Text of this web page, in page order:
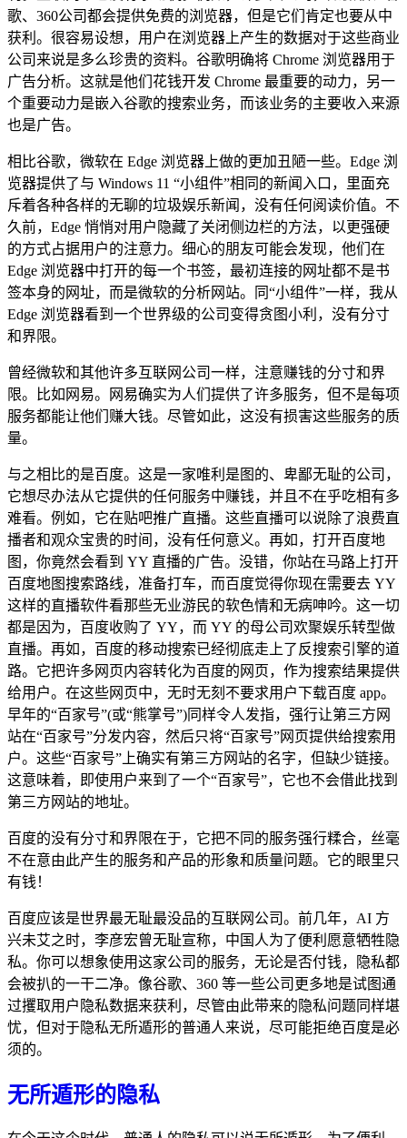
歌、360公司都会提供免费的浏览器，但是它们肯定也要从中
获利。很容易设想，用户在浏览器上产生的数据对于这些商业
公司来说是多么珍贵的资料。谷歌明确将 Chrome 浏览器用于
广告分析。这就是他们花钱开发 Chrome 最重要的动力，另一
个重要动力是嵌入谷歌的搜索业务，而该业务的主要收入来源
也是广告。
相比谷歌，微软在 Edge 浏览器上做的更加丑陋一些。Edge 浏
览器提供了与 Windows 11 “小组件”相同的新闻入口，里面充
斥着各种各样的无聊的垃圾娱乐新闻，没有任何阅读价值。不
久前，Edge 悄悄对用户隐藏了关闭侧边栏的方法，以更强硬
的方式占据用户的注意力。细心的朋友可能会发现，他们在
Edge 浏览器中打开的每一个书签，最初连接的网址都不是书
签本身的网址，而是微软的分析网站。同“小组件”一样，我从
Edge 浏览器看到一个世界级的公司变得贪图小利，没有分寸
和界限。
曾经微软和其他许多互联网公司一样，注意赚钱的分寸和界
限。比如网易。网易确实为人们提供了许多服务，但不是每项
服务都能让他们赚大钱。尽管如此，这没有损害这些服务的质
量。
与之相比的是百度。这是一家唯利是图的、卑鄙无耻的公司，
它想尽办法从它提供的任何服务中赚钱，并且不在乎吃相有多
难看。例如，它在贴吧推广直播。这些直播可以说除了浪费直
播者和观众宝贵的时间，没有任何意义。再如，打开百度地
图，你竟然会看到 YY 直播的广告。没错，你站在马路上打开
百度地图搜索路线，准备打车，而百度觉得你现在需要去 YY
这样的直播软件看那些无业游民的软色情和无病呻吟。这一切
都是因为，百度收购了 YY，而 YY 的母公司欢聚娱乐转型做
直播。再如，百度的移动搜索已经彻底走上了反搜索引擎的道
路。它把许多网页内容转化为百度的网页，作为搜索结果提供
给用户。在这些网页中，无时无刻不要求用户下载百度 app。
早年的“百家号”(或“熊掌号”)同样令人发指，强行让第三方网
站在“百家号”分发内容，然后只将“百家号”网页提供给搜索用
户。这些“百家号”上确实有第三方网站的名字，但缺少链接。
这意味着，即使用户来到了一个“百家号”，它也不会借此找到
第三方网站的地址。
百度的没有分寸和界限在于，它把不同的服务强行糅合，丝毫
不在意由此产生的服务和产品的形象和质量问题。它的眼里只
有钱！
百度应该是世界最无耻最没品的互联网公司。前几年，AI 方
兴未艾之时，李彦宏曾无耻宣称，中国人为了便利愿意牺牲隐
私。你可以想象使用这家公司的服务，无论是否付钱，隐私都
会被扒的一干二净。像谷歌、360 等一些公司更多地是试图通
过攫取用户隐私数据来获利，尽管由此带来的隐私问题同样堪
忧，但对于隐私无所遁形的普通人来说，尽可能拒绝百度是必
须的。
无所遁形的隐私